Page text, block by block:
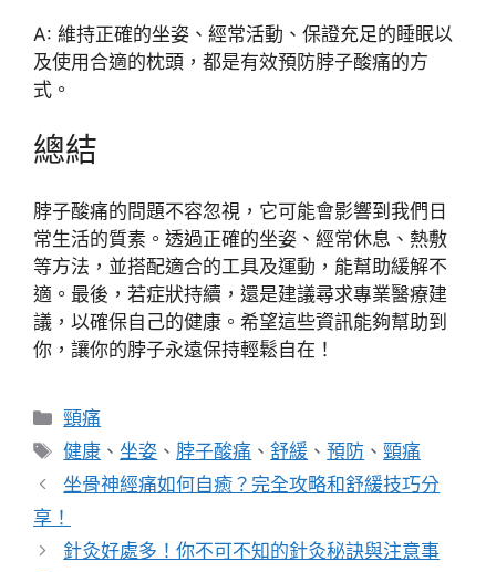
A: 維持正確的坐姿、經常活動、保證充足的睡眠以
及使用合適的枕頭，都是有效預防脖子酸痛的方
式。
總結
脖子酸痛的問題不容忽視，它可能會影響到我們日
常生活的質素。透過正確的坐姿、經常休息、熱敷
等方法，並搭配適合的工具及運動，能幫助緩解不
適。最後，若症狀持續，還是建議尋求專業醫療建
議，以確保自己的健康。希望這些資訊能夠幫助到
你，讓你的脖子永遠保持輕鬆自在！
分
類
頸痛
標
籤
健康 、坐姿 、 脖子酸痛 、舒緩 、預防 、頸痛
坐骨神經痛如何自癒？完全攻略和舒緩技巧分
享！
針灸好處多！你不可不知的針灸秘訣與注意事